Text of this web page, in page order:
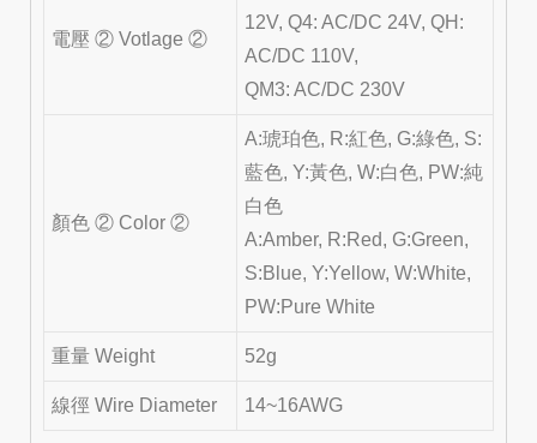
電壓 ② Votlage ②
12V, Q4: AC/DC 24V, QH:
AC/DC 110V,
QM3: AC/DC 230V
顏色 ② Color ②
A:琥珀色, R:紅色, G:綠色, S:
藍色, Y:黃色, W:白色, PW:純
白色
A:Amber, R:Red, G:Green,
S:Blue, Y:Yellow, W:White,
PW:Pure White
重量 Weight 52g
線徑 Wire Diameter 14~16AWG